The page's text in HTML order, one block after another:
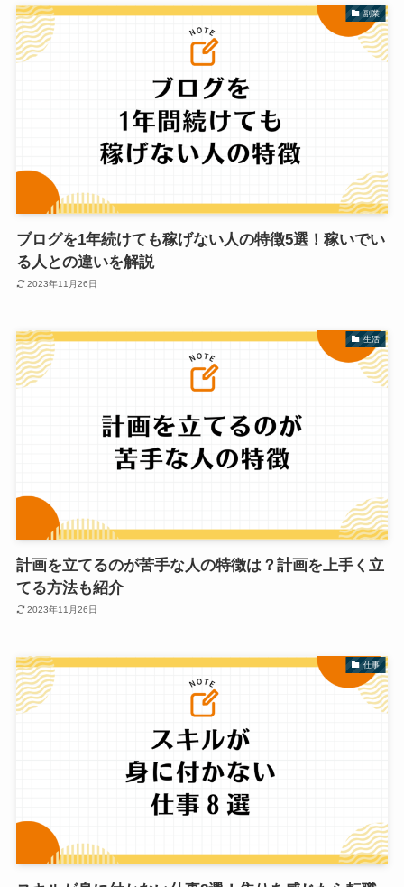
副業
ブログを1年続けても稼げない人の特徴5選！稼いでい
る人との違いを解説
2023年11月26日
生活
計画を立てるのが苦手な人の特徴は？計画を上手く立
てる方法も紹介
2023年11月26日
仕事